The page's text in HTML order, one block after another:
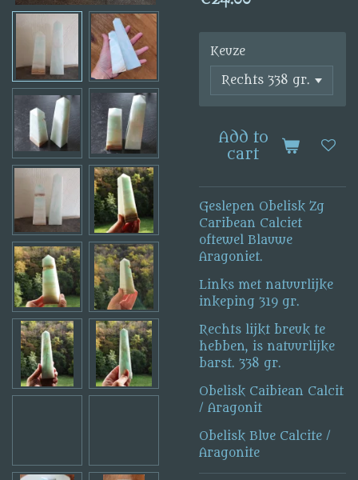
Keuze
Add to
cart
Geslepen Obelisk Zg
Caribean Calciet
oftewel Blauwe
Aragoniet.
Links met natuurlijke
inkeping 319 gr.
Rechts lijkt breuk te
hebben, is natuurlijke
barst. 338 gr.
Obelisk Caibiean Calcit
/ Aragonit
Obelisk Blue Calcite /
Aragonite